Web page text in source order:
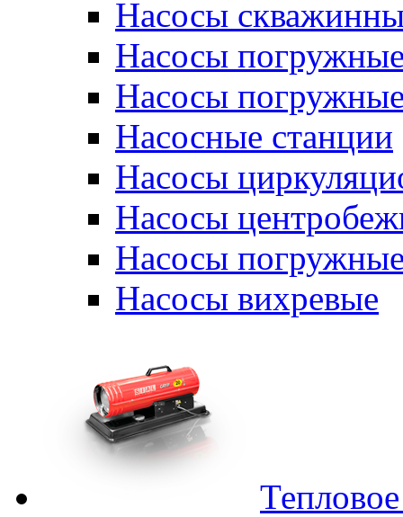
Насосы
Насосы
Насосы
Насосные станции
Насосы
Насосы
Насосы
Насосы вихревые